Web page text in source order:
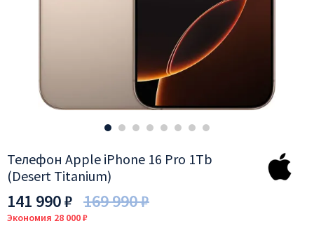
Телефон Apple iPhone 16 Pro 1Tb
(Desert Titanium)
141 990 ₽ 169 990 ₽
Экономия 28 000 ₽